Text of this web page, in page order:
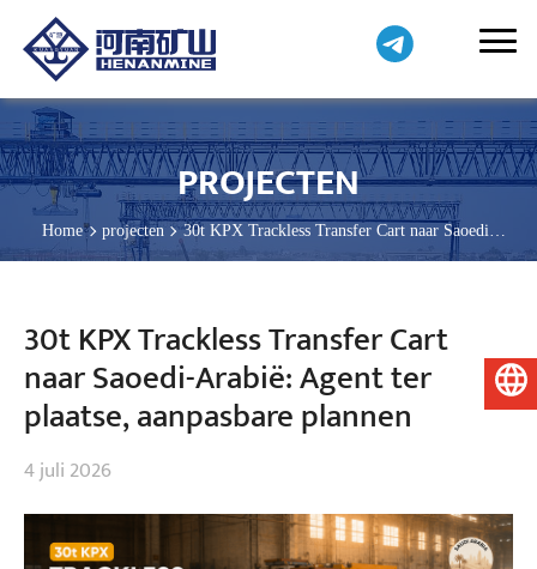
PROJECTEN
Home projecten
30t KPX Trackless Transfer Cart naar Saoedi-
Arabië: Agent ter plaatse, aanpasbare plannen
30t KPX Trackless Transfer Cart
naar Saoedi-Arabië: Agent ter
plaatse, aanpasbare plannen
4 juli 2026
Nederlands